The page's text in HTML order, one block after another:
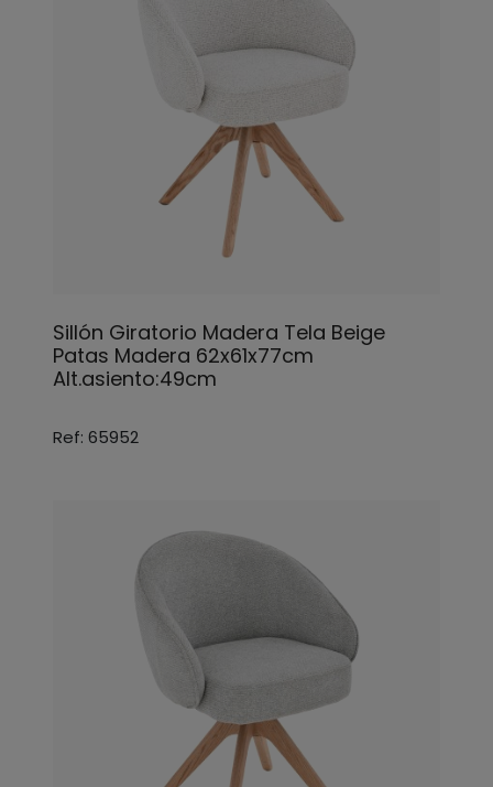
Sillón Giratorio Madera Tela Beige
Patas Madera 62x61x77cm
Alt.asiento:49cm
Ref: 65952